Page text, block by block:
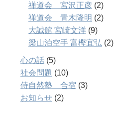
禅道会 宮沢正彦 (2)
禅道会 青木隆明 (2)
大誠館 宮崎文洋 (9)
梁山泊空手 富樫宜弘 (2)
心の話 (5)
社会問題 (10)
侍自然塾 合宿 (3)
お知らせ (2)